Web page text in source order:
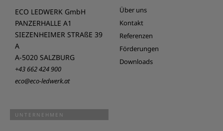
ECO LEDWERK GmbH
PANZERHALLE A1
SIEZENHEIMER STRAßE 39
A
A-5020 SALZBURG
+43 662 424 900
eco@eco-ledwerk.at
Über uns
Kontakt
Referenzen
Förderungen
Downloads
UNTERNEHMEN